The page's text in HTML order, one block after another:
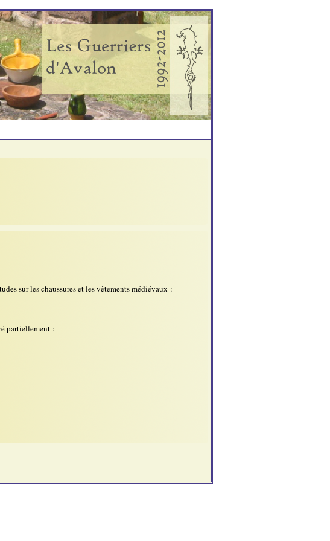
sur les chaussures et les vêtements médiévaux :
partiellement :